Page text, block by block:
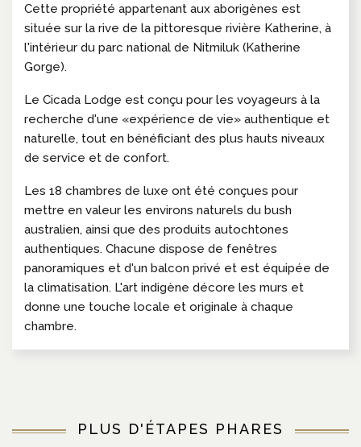
Cette propriété appartenant aux aborigènes est
située sur la rive de la pittoresque rivière Katherine, à
l'intérieur du parc national de Nitmiluk (Katherine
Gorge).
Le Cicada Lodge est conçu pour les voyageurs à la
recherche d'une «expérience de vie» authentique et
naturelle, tout en bénéficiant des plus hauts niveaux
de service et de confort.
Les 18 chambres de luxe ont été conçues pour
mettre en valeur les environs naturels du bush
australien, ainsi que des produits autochtones
authentiques. Chacune dispose de fenêtres
panoramiques et d'un balcon privé et est équipée de
la climatisation. L'art indigène décore les murs et
donne une touche locale et originale à chaque
chambre.
PLUS D'ÉTAPES PHARES